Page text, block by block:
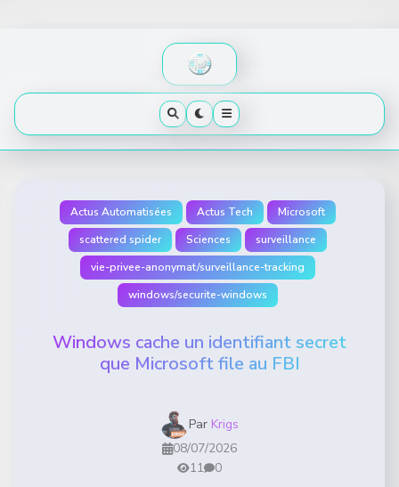
Actus Automatisées Actus Tech
Microsoft
scattered spider
Sciences
surveillance
vie-privee-anonymat/surveillance-tracking
windows/securite-windows
Windows cache un identifiant secret
que Microsoft file au FBI
Par Krigs
08/07/2026
11
0